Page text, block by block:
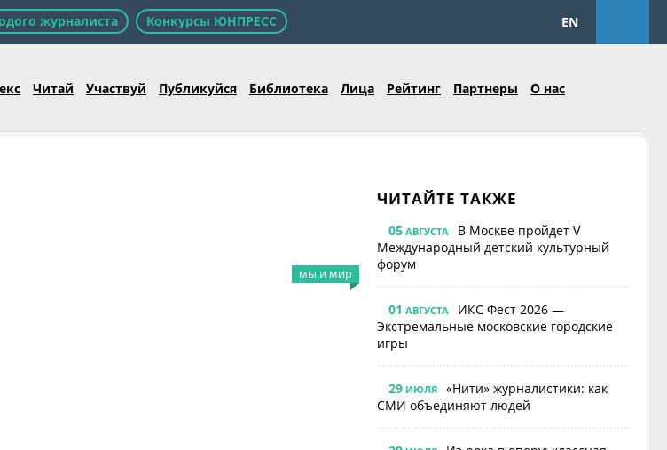
журналиста Конкурсы ЮНПРЕСС EN
Читай Участвуй Публикуйся Библиотека Лица Рейтинг Партнеры О нас
мы и мир
ЧИТАЙТЕ ТАКЖЕ
05АВГУСТА
В Москве пройдет V
Международный детский культурный
форум
01 АВГУСТА
ИКС Фест 2026 —
Экстремальные московские городские
игры
29ИЮЛЯ
«Нити» журналистики: как
СМИ объединяют людей